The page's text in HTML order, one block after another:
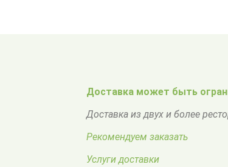
Доставка может быть
Доставка из двух и более
Рекомендуем заказать
Услуги доставки